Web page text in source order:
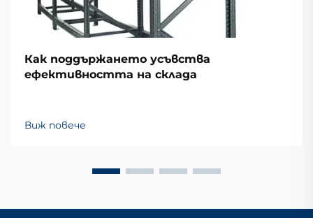
Как поддържането усъвства
ефективността на склада
Виж повече